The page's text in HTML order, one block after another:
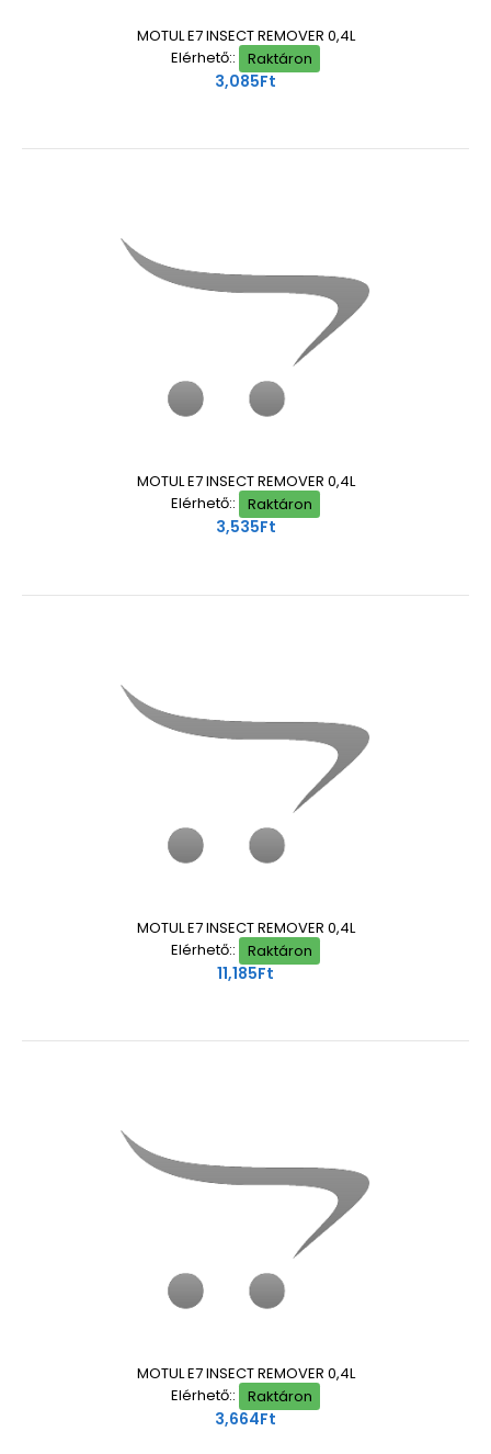
MOTUL E7 INSECT REMOVER 0,4L
Elérhető::
Raktáron
3,085Ft
MOTUL E7 INSECT REMOVER 0,4L
Elérhető::
Raktáron
3,535Ft
MOTUL E7 INSECT REMOVER 0,4L
Elérhető::
Raktáron
11,185Ft
MOTUL E7 INSECT REMOVER 0,4L
Elérhető::
Raktáron
3,664Ft